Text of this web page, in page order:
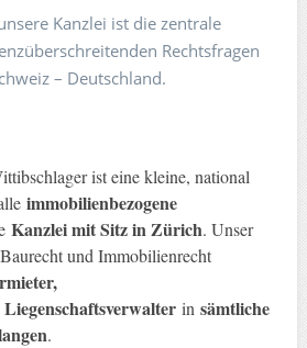
Kanzlei ist die zentrale
Rechtsfragen
– Deutschland.
ist eine kleine, national
immobilienbezogene
Kanzlei mit Sitz in Zürich. Unser
und Immobilienrecht
Liegenschaftsverwalterinsämtliche
.